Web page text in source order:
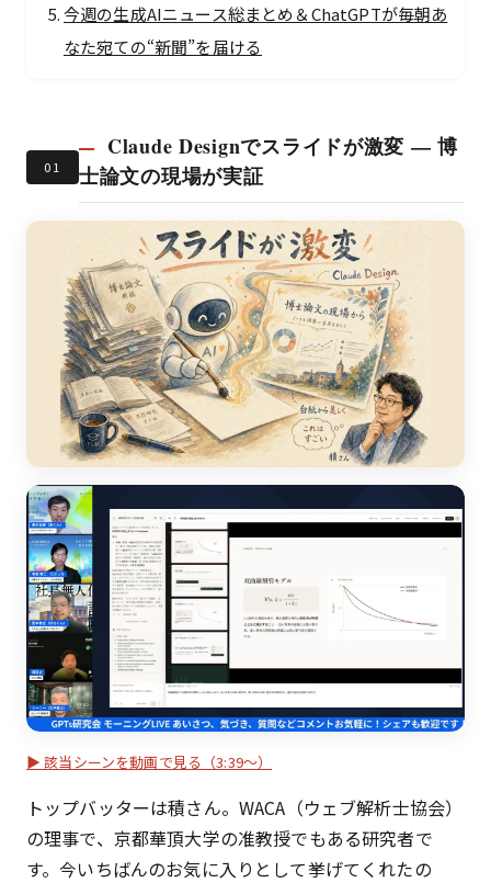
今週の生成AIニュース総まとめ＆ChatGPTが毎朝あ
なた宛ての“新聞”を届ける
01
Claude Designでスライドが激変 — 博
士論文の現場が実証
▶ 該当シーンを動画で見る（3:39〜）
トップバッターは積さん。WACA（ウェブ解析士協会）
の理事で、京都華頂大学の准教授でもある研究者で
す。今いちばんのお気に入りとして挙げてくれたの